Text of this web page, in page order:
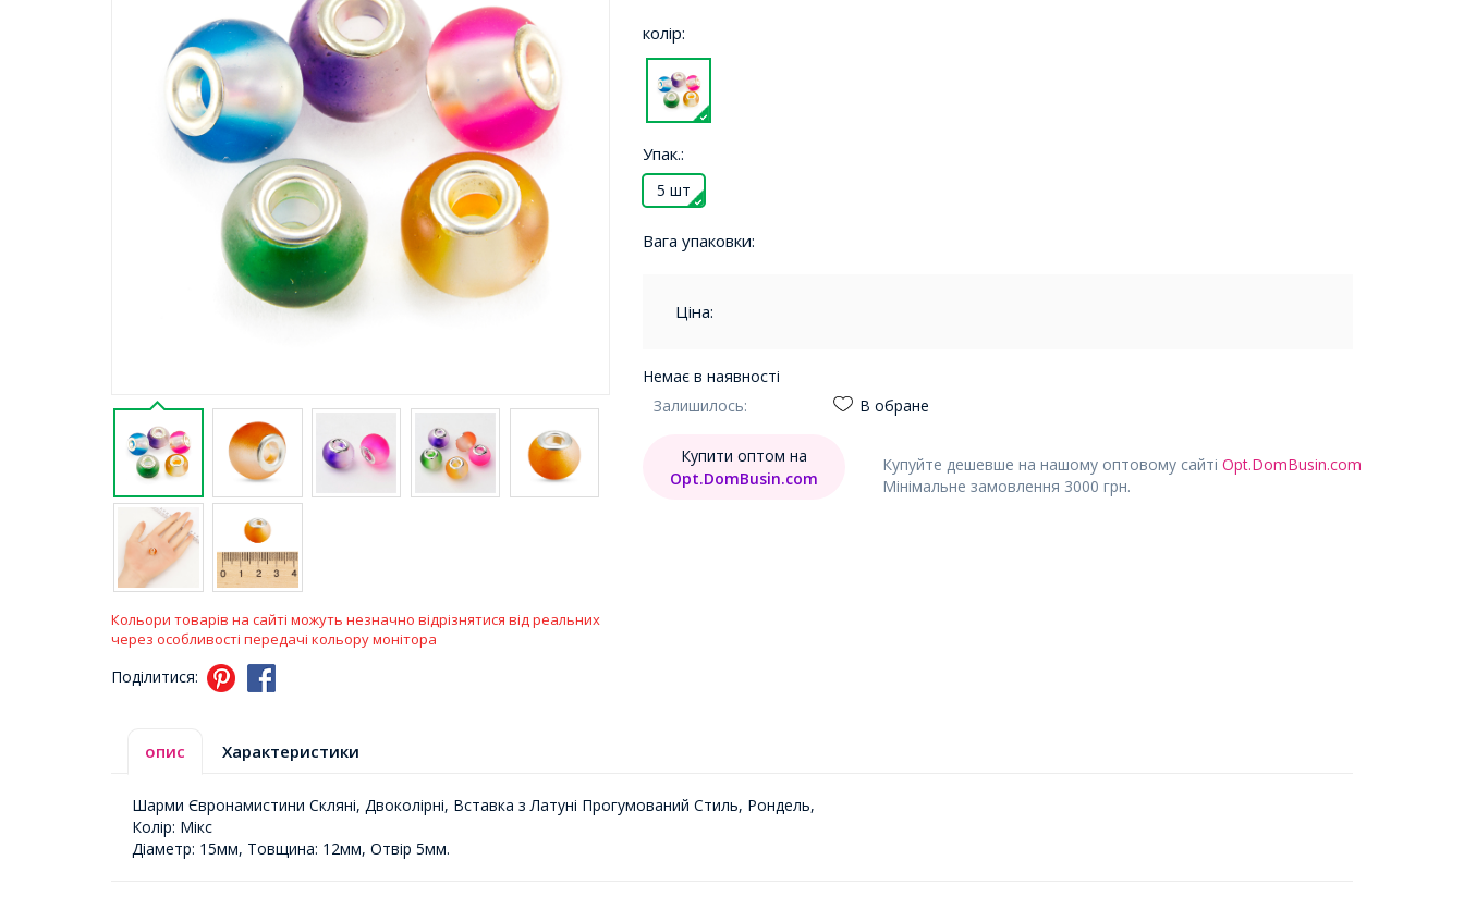
Кольори товарів на сайті можуть незначно відрізнятися від реальних
через особливості передачі кольору монітора
Поділитися:
колір:
Упак.:
5 шт
Вага упаковки:
Ціна:
Немає в наявності
Залишилось:
В обране
Купуйте дешевше на нашому оптовому сайті Opt.DomBusin.com
Мінімальне замовлення 3000 грн.
Купити оптом на
Opt.DomBusin.com
опис Характеристики
Шарми Євронамистини Скляні, Двоколірні, Вставка з Латуні Прогумований Стиль, Рондель,
Колір: Мікс
Діаметр: 15мм, Товщина: 12мм, Отвір 5мм.